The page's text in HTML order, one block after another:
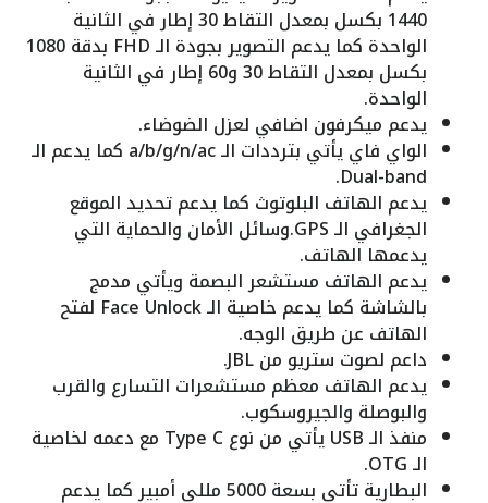
1440 بكسل بمعدل التقاط 30 إطار في الثانية
الواحدة كما يدعم التصوير بجودة الـ FHD بدقة 1080
بكسل بمعدل التقاط 30 و60 إطار في الثانية
الواحدة.
يدعم ميكرفون اضافي لعزل الضوضاء.
الواي فاي يأتي بترددات الـ a/b/g/n/ac كما يدعم الـ
Dual-band.
يدعم الهاتف البلوتوث كما يدعم تحديد الموقع
الجغرافي الـ GPS.وسائل الأمان والحماية التي
يدعمها الهاتف.
يدعم الهاتف مستشعر البصمة ويأتي مدمج
بالشاشة كما يدعم خاصية الـ Face Unlock لفتح
الهاتف عن طريق الوجه.
داعم لصوت ستريو من JBL.
يدعم الهاتف معظم مستشعرات التسارع والقرب
والبوصلة والجيروسكوب.
منفذ الـ USB يأتي من نوع Type C مع دعمه لخاصية
الـ OTG.
البطارية تأتي بسعة 5000 مللي أمبير كما يدعم